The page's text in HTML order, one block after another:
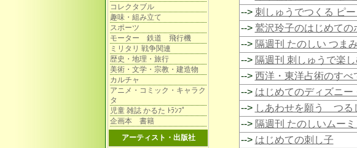
コレクタブル
趣味・組み立て
スポーツ
モーター 鉄道 飛行機
ミリタリ 戦争関連
歴史・地理・旅行
美術・文学・宗教・建造物
カルチャ
アニメ・コミック・キャラク
タ
児童 雑誌 かるた ﾄﾗﾝﾌﾟ
企画本 書籍
アーティスト・出版社
--> 刺しゅうでつくる ピ
--> 鷲沢玲子のはじめての
--> 隔週刊 たのしい つま
--> 隔週刊 刺しゅうで楽
--> 西洋・東洋占術のすべ
--> はじめてのディズニー
--> しあわせを願う つる
--> 隔週刊 たのしいムーミ
--> はじめての刺し子